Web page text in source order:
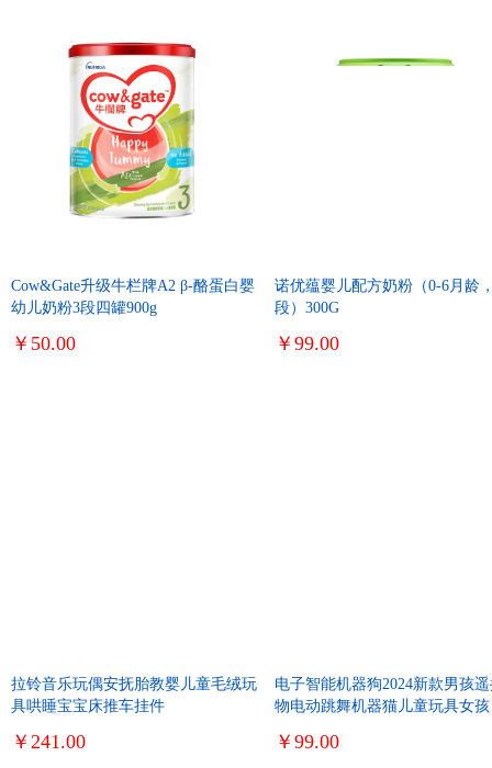
Cow&Gate升级牛栏牌A2 β-酪蛋白婴
幼儿奶粉3段四罐900g
￥50.00
诺优蕴婴儿配方奶粉（0-6月龄
段）300G
￥99.00
拉铃音乐玩偶安抚胎教婴儿童毛绒玩
具哄睡宝宝床推车挂件
￥241.00
电子智能机器狗2024新款男孩
物电动跳舞机器猫儿童玩具女孩
￥99.00